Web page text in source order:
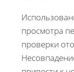
просмотра
проверки